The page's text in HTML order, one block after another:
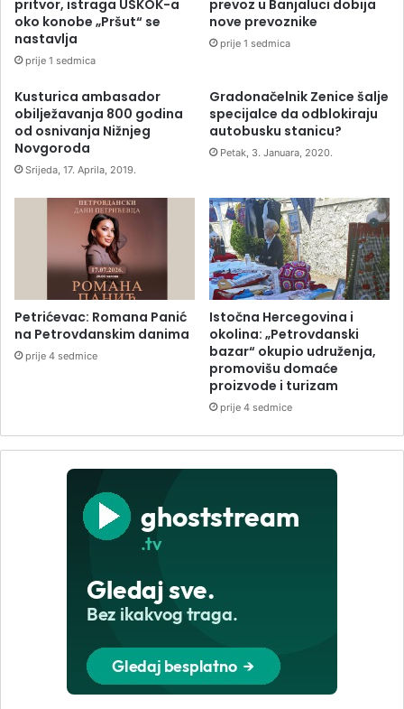
pritvor, istraga USKOK-a
oko konobe „Pršut“ se
nastavlja
prije 1 sedmica
prevoz u Banjaluci dobija
nove prevoznike
prije 1 sedmica
Kusturica ambasador
obilježavanja 800 godina
od osnivanja Nižnjeg
Novgoroda
Srijeda, 17. Aprila, 2019.
Gradonačelnik Zenice šalje
specijalce da odblokiraju
autobusku stanicu?
Petak, 3. Januara, 2020.
Petrićevac: Romana Panić
na Petrovdanskim danima
prije 4 sedmice
Istočna Hercegovina i
okolina: „Petrovdanski
bazar“ okupio udruženja,
promovišu domaće
proizvode i turizam
prije 4 sedmice